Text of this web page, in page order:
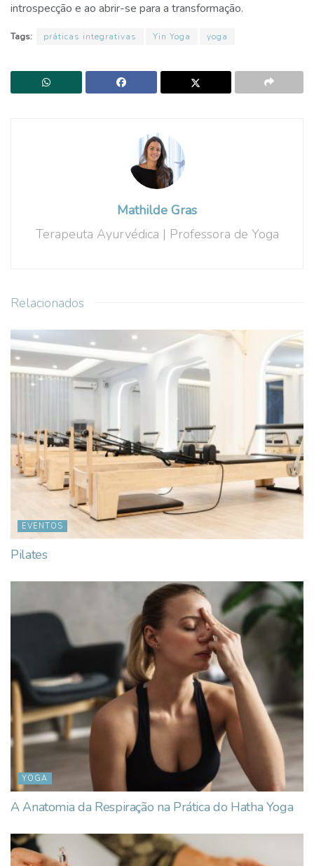
introspecção e ao abrir-se para a transformação.
Tags: práticas integrativas Yin Yoga yoga
Mathilde Gras
Terapeuta Ayurvédica | Professora de Yoga
Relacionados
EVENTOS
Pilates
YOGA
A Anatomia da Respiração na Prática do Hatha Yoga